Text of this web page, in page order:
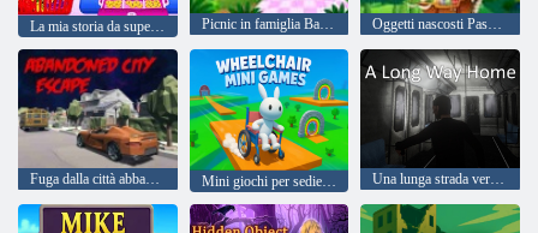
Picnic in famiglia Baby Hazel Oggetti nascosti Pasqua
Fuga dalla città abbandonata Mini giochi per sedie a rotelle Una lunga strada verso casa